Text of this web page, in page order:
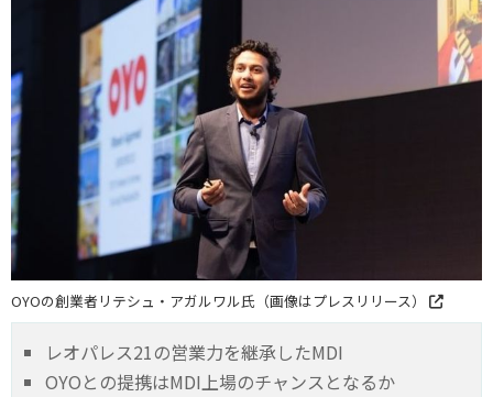
OYOの創業者リテシュ・アガルワル氏（画像はプレスリリース）
レオパレス21の営業力を継承したMDI
OYOとの提携はMDI上場のチャンスとなるか